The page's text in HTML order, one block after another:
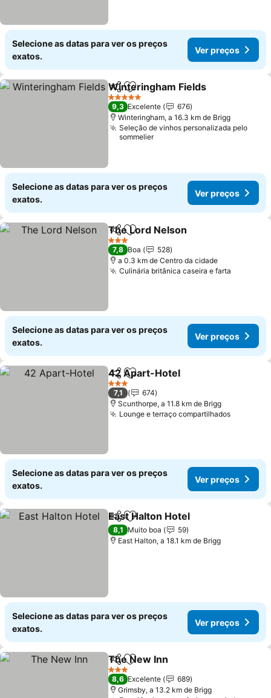
Selecione as datas para ver os preços
exatos.
Ver preços
PartilharAdicionar aos favoritos
Winteringham Fields
5 Estrelas
9,3 Excelente
676
Winteringham, a 16.3 km de Brigg
Seleção de vinhos personalizada pelo
sommelier
Selecione as datas para ver os preços
exatos.
Ver preços
PartilharAdicionar aos favoritos
The Lord Nelson
3 Estrelas
7,8 Boa
528
a 0.3 km de Centro da cidade
Culinária britânica caseira e farta
Selecione as datas para ver os preços
exatos.
Ver preços
PartilharAdicionar aos favoritos
42 Apart-Hotel
3 Estrelas
7,1
674
Scunthorpe, a 11.8 km de Brigg
Lounge e terraço compartilhadosVer
Selecione as datas para ver os preços
exatos.
Ver preços
PartilharAdicionar aos favoritos
East Halton Hotel
8,1 Muito boa
59
East Halton, a 18.1 km de Brigg
Selecione as datas para ver os preços
exatos.
Ver preços
PartilharAdicionar aos favoritos
The New Inn
3 Estrelas
8,6 Excelente
689
Grimsby, a 13.2 km de Brigg